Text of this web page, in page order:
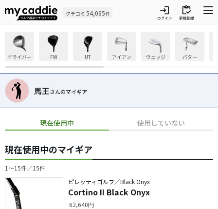
クチコミ 54,065件 login
ログイン
inventory
新規登録
ドライバー FW UT アイアン ウェッジ パター
馬王さんのマイギア
現在使用中 使用していない
現在使用中のマイギア
1〜15件／15件
ピレッティゴルフ／Black Onyx
Cortino II Black Onyx
62,640円